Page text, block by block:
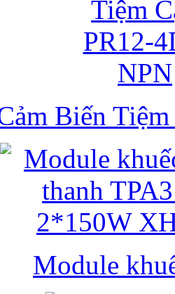
Biến
Module